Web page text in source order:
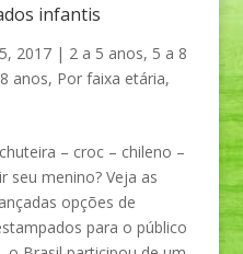
infantis
2017| 2 a 5 anos, 5 a 8
anos, Por faixa etária,
– croc – chileno –
seu menino? Veja as
opções de
para o público